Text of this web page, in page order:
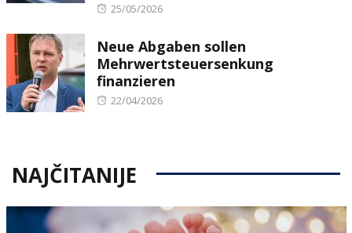
Posted
25/05/2026
Neue Abgaben sollen
Mehrwertsteuersenkung
finanzieren
Posted
22/04/2026
NAJČITANIJE